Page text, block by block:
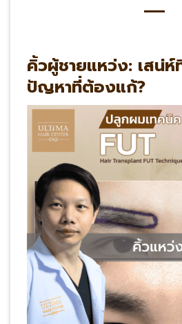
คิ้วผู้ชายแหว่ง: เสน่
ปัญหาที่ต้องแก้?